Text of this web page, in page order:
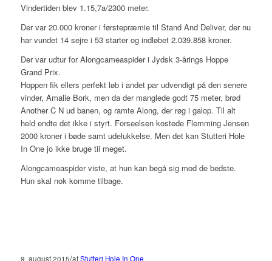
Vindertiden blev 1.15,7a/2300 meter.
Der var 20.000 kroner i førstepræmie til Stand And Deliver, der nu
har vundet 14 sejre i 53 starter og indløbet 2.039.858 kroner.
Der var udtur for Alongcameaspider i Jydsk 3-årings Hoppe
Grand Prix.
Hoppen fik ellers perfekt løb i andet par udvendigt på den senere
vinder, Amalie Bork, men da der manglede godt 75 meter, brød
Another C N ud banen, og ramte Along, der røg i galop. Til alt
held endte det ikke i styrt. Forseelsen kostede Flemming Jensen
2000 kroner i bøde samt udelukkelse. Men det kan Stutteri Hole
In One jo ikke bruge til meget.
Alongcameaspider viste, at hun kan begå sig mod de bedste.
Hun skal nok komme tilbage.
9. august 2015/afStutteri Hole In One